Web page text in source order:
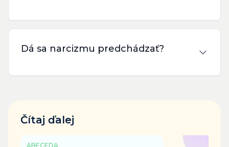
Dá sa narcizmu predchádzať?
Čítaj ďalej
ABECEDA